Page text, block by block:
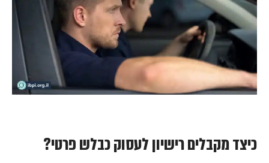
כיצד מקבלים רישיון לעסוק כבלש פרטי?